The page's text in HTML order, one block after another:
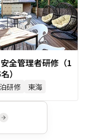
安全管理者研修（1
）
研修 東海